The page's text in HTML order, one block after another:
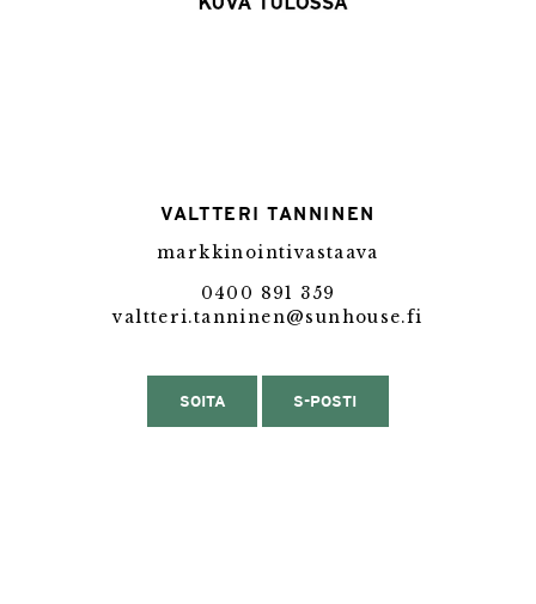
VALTTERI TANNINEN
markkinointivastaava
0400 891 359
valtteri.tanninen@sunhouse.fi
SOITA S-POSTI